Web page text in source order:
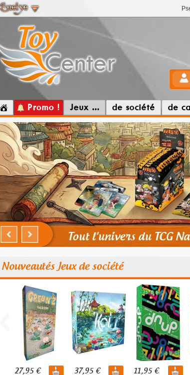
Promo ! Jeux ... de société de
Nouveautés Jeux de société
27,95 € 37,95 € 11,95 €